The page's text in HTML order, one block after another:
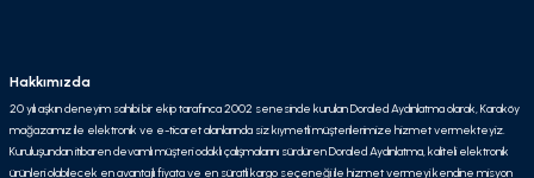
Hakkımızda
20 yılı aşkın deneyim sahibi bir ekip tarafınca 2002 senesinde kurulan Doraled Aydınlatma olarak, Karaköy
mağazamız ile elektronik ve e-ticaret alanlarında siz kıymetli müşterilerimize hizmet vermekteyiz.
Kuruluşundan itibaren devamlı müşteri odaklı çalışmalarını sürdüren Doraled Aydınlatma, kaliteli elektronik
ürünleri olabilecek en avantajlı fiyata ve en süratli kargo seçeneği ile hizmet vermeyi kendine misyon